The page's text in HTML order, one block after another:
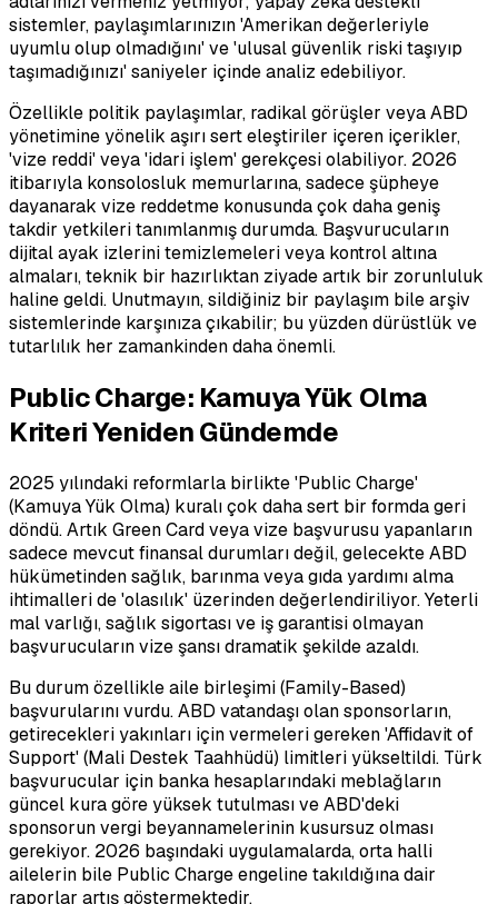
sistemler, paylaşımlarınızın 'Amerikan değerleriyle
uyumlu olup olmadığını' ve 'ulusal güvenlik riski taşıyıp
taşımadığınızı' saniyeler içinde analiz edebiliyor.
Özellikle politik paylaşımlar, radikal görüşler veya ABD
yönetimine yönelik aşırı sert eleştiriler içeren içerikler,
'vize reddi' veya 'idari işlem' gerekçesi olabiliyor. 2026
itibarıyla konsolosluk memurlarına, sadece şüpheye
dayanarak vize reddetme konusunda çok daha geniş
takdir yetkileri tanımlanmış durumda. Başvurucuların
dijital ayak izlerini temizlemeleri veya kontrol altına
almaları, teknik bir hazırlıktan ziyade artık bir zorunluluk
haline geldi. Unutmayın, sildiğiniz bir paylaşım bile arşiv
sistemlerinde karşınıza çıkabilir; bu yüzden dürüstlük ve
tutarlılık her zamankinden daha önemli.
Public Charge: Kamuya Yük Olma
Kriteri Yeniden Gündemde
2025 yılındaki reformlarla birlikte 'Public Charge'
(Kamuya Yük Olma) kuralı çok daha sert bir formda geri
döndü. Artık Green Card veya vize başvurusu yapanların
sadece mevcut finansal durumları değil, gelecekte ABD
hükümetinden sağlık, barınma veya gıda yardımı alma
ihtimalleri de 'olasılık' üzerinden değerlendiriliyor. Yeterli
mal varlığı, sağlık sigortası ve iş garantisi olmayan
başvurucuların vize şansı dramatik şekilde azaldı.
Bu durum özellikle aile birleşimi (Family-Based)
başvurularını vurdu. ABD vatandaşı olan sponsorların,
getirecekleri yakınları için vermeleri gereken 'Affidavit of
Support' (Mali Destek Taahhüdü) limitleri yükseltildi. Türk
başvurucular için banka hesaplarındaki meblağların
güncel kura göre yüksek tutulması ve ABD'deki
sponsorun vergi beyannamelerinin kusursuz olması
gerekiyor. 2026 başındaki uygulamalarda, orta halli
ailelerin bile Public Charge engeline takıldığına dair
raporlar artış göstermektedir.